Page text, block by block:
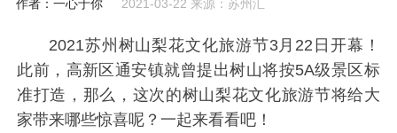
作者：一心于你 2021-03-22 来源：苏州汇
2021苏州树山梨花文化旅游节3月22日开幕！
此前，高新区通安镇就曾提出树山将按5A级景区标
准打造，那么，这次的树山梨花文化旅游节将给大
家带来哪些惊喜呢？一起来看看吧！